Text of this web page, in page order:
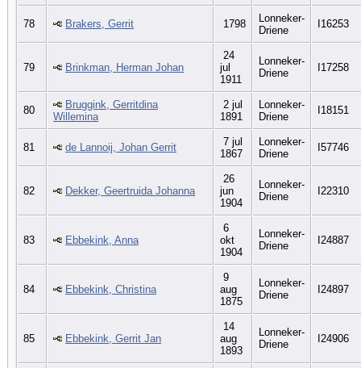
78 Brakers, Gerrit 1798
Lonneker-
Driene
I16253
79 Brinkman, Herman Johan
24
jul
1911
Lonneker-
Driene
I17258
80
Bruggink, Gerritdina
Willemina
2 jul
1891
Lonneker-
Driene
I18151
81 de Lannoij, Johan Gerrit
7 jul
1867
Lonneker-
Driene
I57746
82 Dekker, Geertruida Johanna
26
jun
1904
Lonneker-
Driene
I22310
83 Ebbekink, Anna
6
okt
1904
Lonneker-
Driene
I24887
84 Ebbekink, Christina
9
aug
1875
Lonneker-
Driene
I24897
85 Ebbekink, Gerrit Jan
14
aug
1893
Lonneker-
Driene
I24906